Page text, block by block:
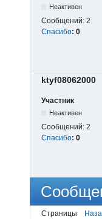
Неактивен
Сообщений: 2
Спасибо: 0
ktyf08062000
Участник
Неактивен
Сообщений: 2
Спасибо: 0
Страницы